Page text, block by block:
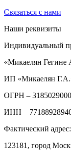
Связаться с нами
Наши реквизиты
Индивидуальный
«Микаелян Гегине
ИП «Микаелян
ОГРН –
ИНН –
Фактический адрес:
123181, город